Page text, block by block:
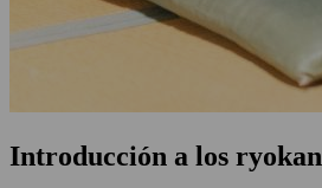
Introducción a los ryokan